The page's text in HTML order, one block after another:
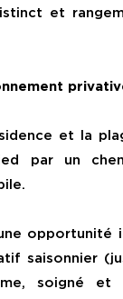
et
et la
par un
opportunité
saisonnier
soigné